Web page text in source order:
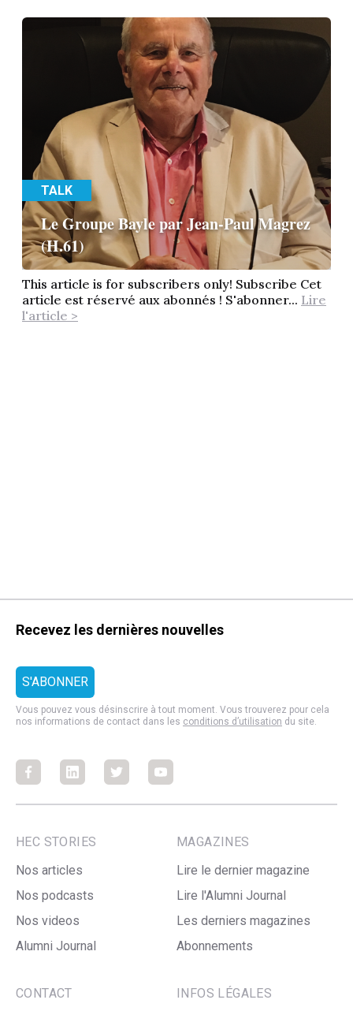
TALK
Le Groupe Bayle par Jean-Paul Magrez
(H.61)
This article is for subscribers only! Subscribe Cet
article est réservé aux abonnés ! S'abonner... Lire
l'article >
Recevez les dernières nouvelles
Vous pouvez vous désinscrire à tout moment. Vous trouverez pour cela
nos informations de contact dans les conditions d’utilisation du site.
FacebookFacebookFacebookFacebook
HEC STORIES
Nos articles
Nos podcasts
Nos videos
Alumni Journal
MAGAZINES
Lire le dernier magazine
Lire l'Alumni Journal
Les derniers magazines
Abonnements
CONTACT INFOS LÉGALES